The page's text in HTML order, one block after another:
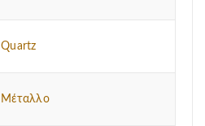
Quartz
Μέταλλο